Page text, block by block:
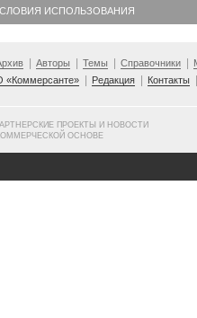
ИСПОЛЬЗОВАНИЯ
Авторы Темы Справочники
«Коммерсанте»
Редакция Контакты
ПРОЕКТЫ И НОВОСТИ
ОСНОВЕ